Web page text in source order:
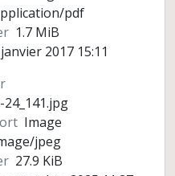
pdf
1.7 MiB
2017 15:11
24_141.jpg
Image
jpeg
27.9 KiB